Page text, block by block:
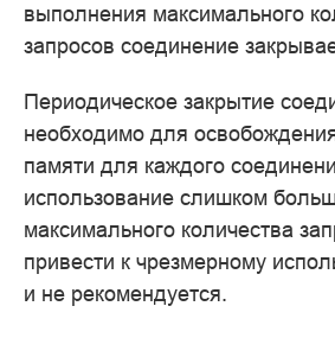
выполнения максимального
запросов соединение
Периодическое закрытие
необходимо для
памяти для каждого
использование слишком
максимального количества
привести к чрезмерному
и не рекомендуется.